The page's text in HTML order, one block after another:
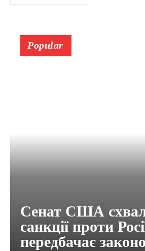
Popular
Сенат США
санкції проти
передбачає